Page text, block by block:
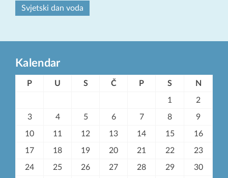
Svjetski dan voda
Kalendar
P U S Č P S N
1 2
3 4 5 6 7 8 9
10 11 12 13 14 15 16
17 18 19 20 21 22 23
24 25 26 27 28 29 30